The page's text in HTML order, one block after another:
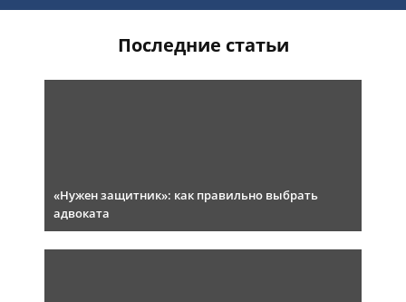
Последние статьи
«Нужен защитник»: как правильно выбрать
адвоката